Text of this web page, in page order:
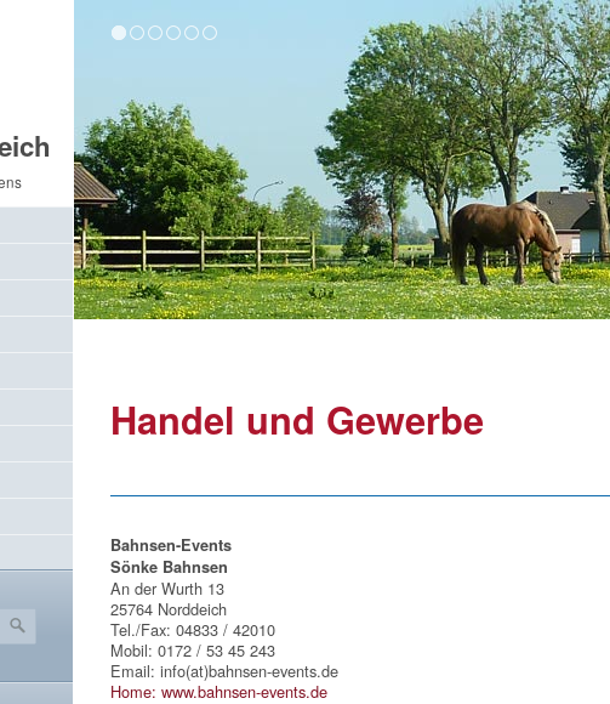
Handel und Gewerbe
Bahnsen-Events
Sönke Bahnsen
An der Wurth 13
25764 Norddeich
Tel./Fax: 04833 / 42010
Mobil: 0172 / 53 45 243
Email: info(at)bahnsen-events.de
Home: www.bahnsen-events.de